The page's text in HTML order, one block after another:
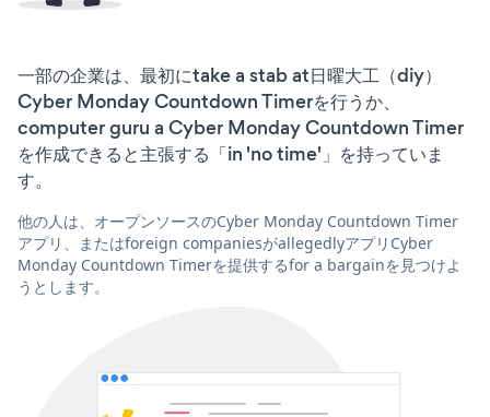
一部の企業は、最初にtake a stab at日曜大工（diy）
Cyber Monday Countdown Timerを行うか、
computer guru a Cyber Monday Countdown Timer
を作成できると主張する「in 'no time'」を持っていま
す。
他の人は、オープンソースのCyber Monday Countdown Timer
アプリ、またはforeign companiesがallegedlyアプリCyber
Monday Countdown Timerを提供するfor a bargainを見つけよ
うとします。